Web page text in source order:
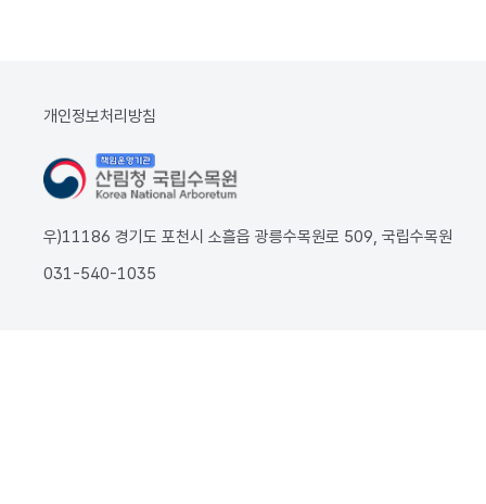
개인정보처리방침
우)11186 경기도 포천시 소흘읍 광릉수목원로 509, 국립수목원
031-540-1035